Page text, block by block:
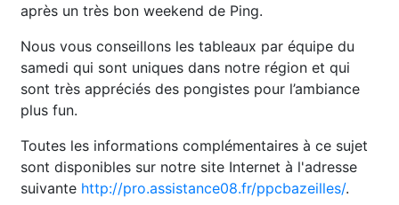
après un très bon weekend de Ping.
Nous vous conseillons les tableaux par équipe du
samedi qui sont uniques dans notre région et qui
sont très appréciés des pongistes pour l’ambiance
plus fun.
Toutes les informations complémentaires à ce sujet
sont disponibles sur notre site Internet à l'adresse
suivante http://pro.assistance08.fr/ppcbazeilles/.